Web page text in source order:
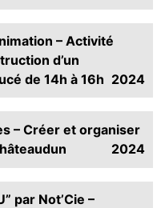
– Activité
d’un
de 14h à 16h 2024
– Créer et organiser
2024
par Not’Cie –